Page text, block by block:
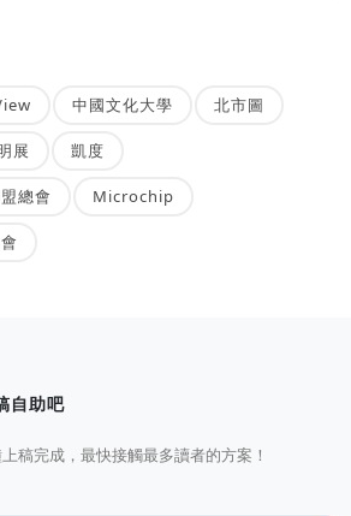
中國文化大學 北市圖
展 凱度
總會 Microchip
自助吧
稿完成，最快接觸最多讀者的方案！